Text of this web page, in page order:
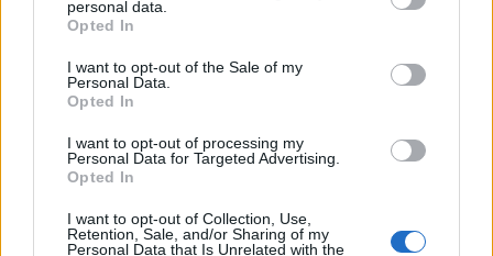
personal data.
Opted In
I want to opt-out of the Sale of my
Personal Data.
Opted In
I want to opt-out of processing my
Personal Data for Targeted Advertising.
Opted In
I want to opt-out of Collection, Use,
Retention, Sale, and/or Sharing of my
Personal Data that Is Unrelated with the
Παρουσιάζεται η τριπλή μουσική
έκδοση με τραγούδια και χορούς
Ποίηση και ζωγραφική στις
«Διαδρομές» της Αλεξάνδρας
Παρουσίαση ποιητικής συλλογής
και εγκαίνια έκθεσης ζωγραφικής